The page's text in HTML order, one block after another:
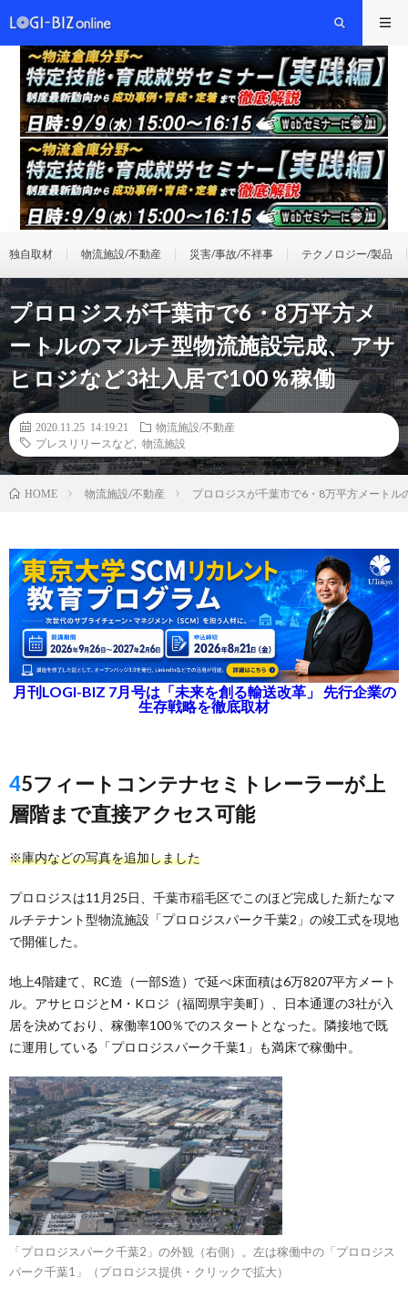
独自取材 物流施設/不動産 災害/事故/不祥事 テクノロジー/製品
プロロジスが千葉市で6・8万平方メ
ートルのマルチ型物流施設完成、アサ
ヒロジなど3社入居で100％稼働
2020.11.25 14:19:21
物流施設/不動産
プレスリリースなど
物流施設
HOME 物流施設/不動産 プロロジスが千葉市で6・8万平方メート
月刊LOGI-BIZ 7月号は「未来を創る輸送改革」 先行企業の
生存戦略を徹底取材
45フィートコンテナセミトレーラーが上
層階まで直接アクセス可能
※庫内などの写真を追加しました
プロロジスは11月25日、千葉市稲毛区でこのほど完成した新たなマ
ルチテナント型物流施設「プロロジスパーク千葉2」の竣工式を現地
で開催した。
地上4階建て、RC造（一部S造）で延べ床面積は6万8207平方メート
ル。アサヒロジとM・Kロジ（福岡県宇美町）、日本通運の3社が入
居を決めており、稼働率100％でのスタートとなった。隣接地で既
に運用している「プロロジスパーク千葉1」も満床で稼働中。
「プロロジスパーク千葉2」の外観（右側）。左は稼働中の「プロロジス
パーク千葉1」（プロロジス提供・クリックで拡大）